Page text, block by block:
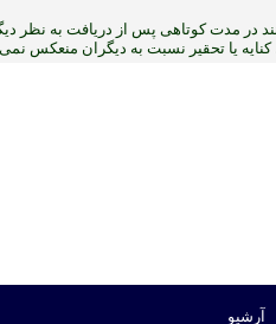
مدت کوتاهی پس از دریافت به نظر
یا تحقیر نسبت به دیگران منعکس
آرشیو